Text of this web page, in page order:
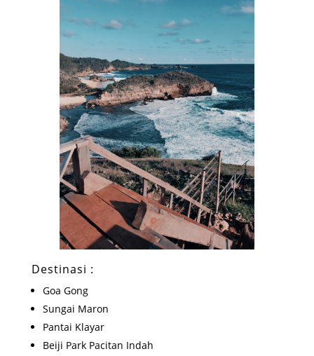
Destinasi :
Goa Gong
Sungai Maron
Pantai Klayar
Beiji Park Pacitan Indah